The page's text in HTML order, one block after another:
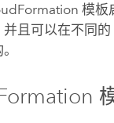
模板
且可以在不同的